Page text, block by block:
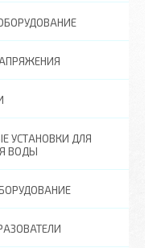
УСТАНОВКИ ДЛЯ
ВОДЫ